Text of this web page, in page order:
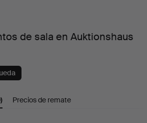
de sala en Auktionshaus
Precios de remate